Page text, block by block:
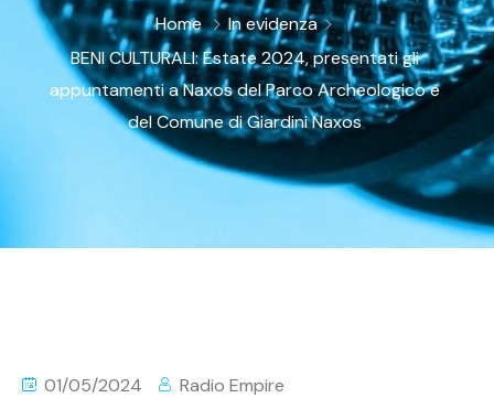
Home
In evidenza
BENI CULTURALI: Estate 2024, presentati gli
appuntamenti a Naxos del Parco Archeologico e
del Comune di Giardini Naxos
01/05/2024 Radio Empire